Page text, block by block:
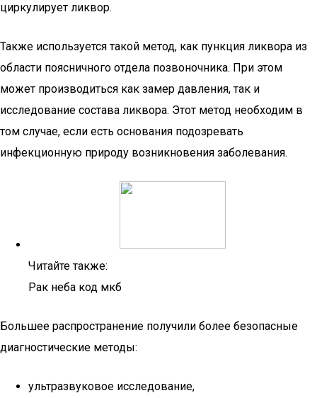
циркулирует ликвор.
Также используется такой метод, как пункция ликвора из
области поясничного отдела позвоночника. При этом
может производиться как замер давления, так и
исследование состава ликвора. Этот метод необходим в
том случае, если есть основания подозревать
инфекционную природу возникновения заболевания.
Читайте также:
Рак неба код мкб
Большее распространение получили более безопасные
диагностические методы:
ультразвуковое исследование,